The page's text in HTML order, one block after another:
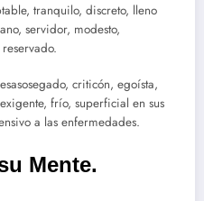
tranquilo, discreto, lleno
servidor, modesto,
criticón, egoísta,
frío, superficial en sus
a las enfermedades.
Mente.